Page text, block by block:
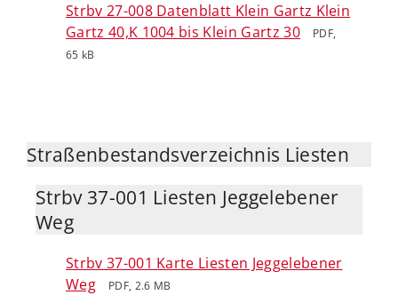
Strbv 27-008 Datenblatt Klein Gartz Klein
Gartz 40,K 1004 bis Klein Gartz 30
PDF,
65 kB
Straßenbestandsverzeichnis Liesten
Strbv 37-001 Liesten Jeggelebener
Weg
Strbv 37-001 Karte Liesten Jeggelebener
Weg
PDF, 2.6 MB